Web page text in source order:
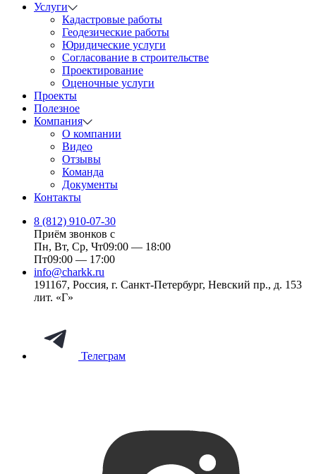
Услуги
Кадастровые работы
Геодезические работы
Юридические услуги
Согласование в строительстве
Проектирование
Оценочные услуги
Проекты
Полезное
Компания
О компании
Видео
Отзывы
Команда
Документы
Контакты
8 (812) 910-07-30
Приём звонков с
Пн, Вт, Ср, Чт09:00 — 18:00
Пт09:00 — 17:00
info@charkk.ru
191167, Россия, г. Санкт-Петербург, Невский пр., д. 153
лит. «Г»
Телеграм